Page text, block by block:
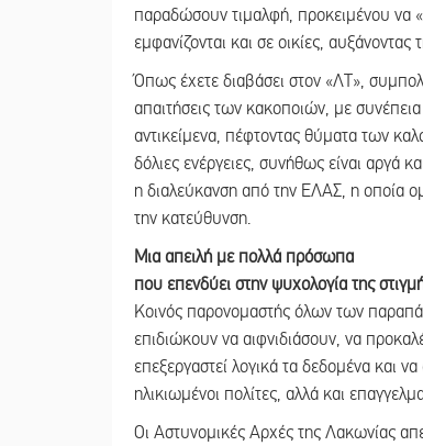
παραδώσουν τιμαλφή, προκειμένου να
εμφανίζονται και σε οικίες,
Όπως έχετε διαβάσει στον «ΛΤ»,
απαιτήσεις των κακοποιών, με
αντικείμενα, πέφτοντας θύματα των
δόλιες ενέργειες, συνήθως είναι αργά
η διαλεύκανση από την ΕΛΑΣ, η οποία
την κατεύθυνση.
Μια απειλή με πολλά πρόσωπα
που επενδύει στην ψυχολογία της
Κοινός παρονομαστής όλων των
επιδιώκουν να αιφνιδιάσουν, να
επεξεργαστεί λογικά τα δεδομένα και
ηλικιωμένοι πολίτες, αλλά και
Οι Αστυνομικές Αρχές της Λακωνίας